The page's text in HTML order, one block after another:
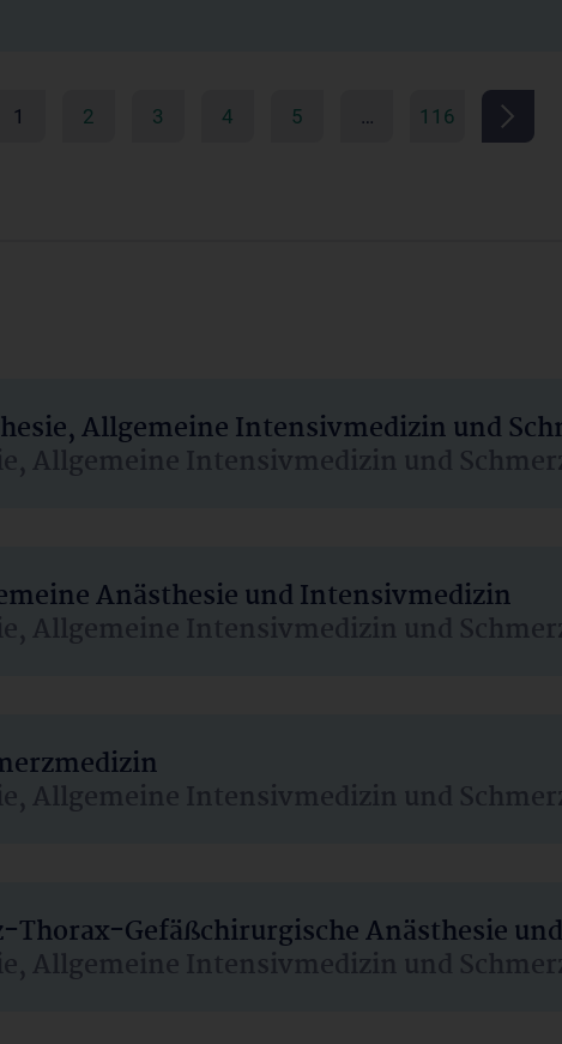
1 2 3 4 5 … 116
Allgemeine Intensivmedizin und
Allgemeine Intensivmedizin und
Anästhesie und Intensivmedizin
Allgemeine Intensivmedizin und
Allgemeine Intensivmedizin und
Gefäßchirurgische Anästhesie
Allgemeine Intensivmedizin und